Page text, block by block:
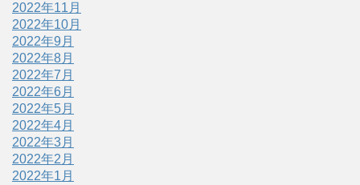
2022年11月
2022年10月
2022年9月
2022年8月
2022年7月
2022年6月
2022年5月
2022年4月
2022年3月
2022年2月
2022年1月